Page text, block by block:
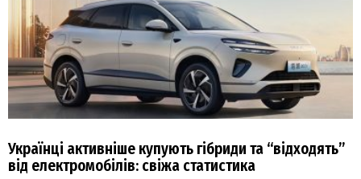
Українці активніше купують гібриди та “відходять”
від електромобілів: свіжа статистика